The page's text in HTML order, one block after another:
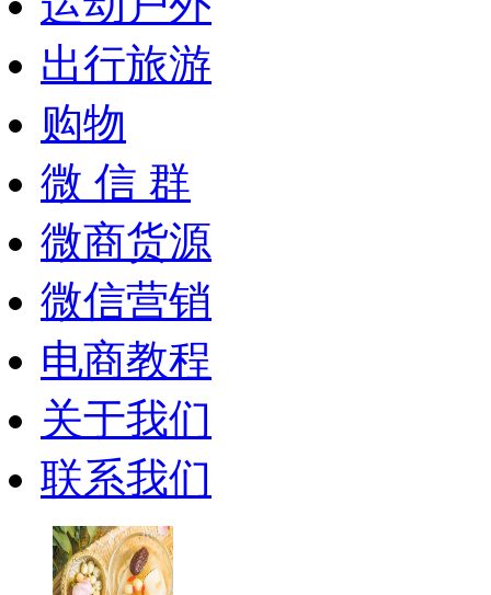
出行旅游
购物
微 信 群
微商货源
微信营销
电商教程
关于我们
联系我们